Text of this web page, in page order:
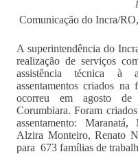
Comunicação do Incra/RO,
A superintendência do
realização de serviços
assistência técnica à
assentamentos criados
ocorreu em agosto
Corumbiara. Foram
assentamento:
Alzira Monteiro, Renato
para 673 famílias de